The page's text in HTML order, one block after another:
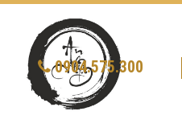
0904.575.300